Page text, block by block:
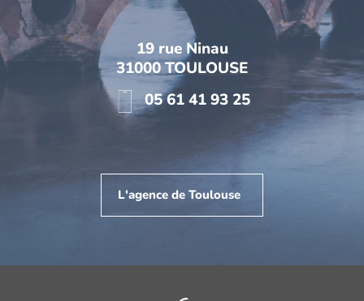
19 rue Ninau
31000 TOULOUSE
05 61 41 93 25
L'agence de Toulouse